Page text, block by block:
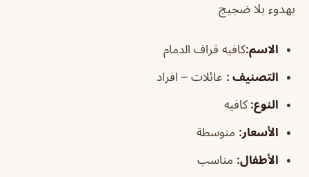
بهدوء بلا ضجيج
الاسم:كافيه قراف الدمام
التصنيف : عائلات – افراد
النوع: كافيه
الأسعار: متوسطة
الأطفال: مناسب